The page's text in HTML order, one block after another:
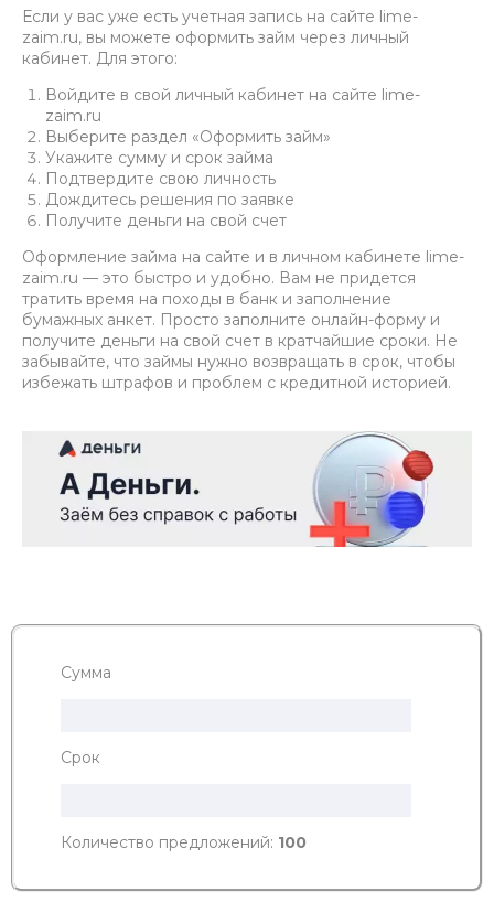
Если у вас уже есть учетная запись на сайте lime-
zaim.ru, вы можете оформить займ через личный
кабинет. Для этого:
Войдите в свой личный кабинет на сайте lime-
zaim.ru
Выберите раздел «Оформить займ»
Укажите сумму и срок займа
Подтвердите свою личность
Дождитесь решения по заявке
Получите деньги на свой счет
Оформление займа на сайте и в личном кабинете lime-
zaim.ru — это быстро и удобно. Вам не придется
тратить время на походы в банк и заполнение
бумажных анкет. Просто заполните онлайн-форму и
получите деньги на свой счет в кратчайшие сроки. Не
забывайте, что займы нужно возвращать в срок, чтобы
избежать штрафов и проблем с кредитной историей.
Сумма
Срок
Количество предложений: 100